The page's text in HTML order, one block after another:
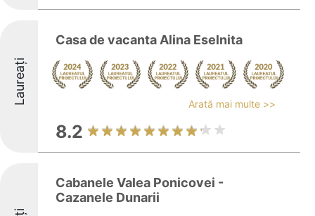
Laureați
Casa de vacanta Alina Eselnita
Arată mai multe >>
8.2
Cabanele Valea Ponicovei -
Cazanele Dunarii